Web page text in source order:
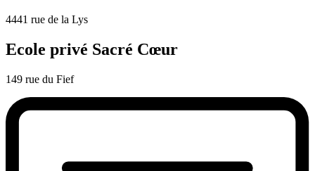
4441 rue de la Lys
Ecole privé Sacré Cœur
149 rue du Fief